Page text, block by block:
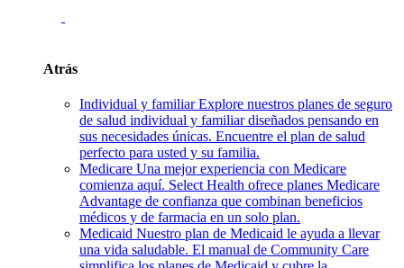
Atrás
Individual y familiar Explore nuestros planes de seguro
de salud individual y familiar diseñados pensando en
sus necesidades únicas. Encuentre el plan de salud
perfecto para usted y su familia.
Medicare Una mejor experiencia con Medicare
comienza aquí. Select Health ofrece planes Medicare
Advantage de confianza que combinan beneficios
médicos y de farmacia en un solo plan.
Medicaid Nuestro plan de Medicaid le ayuda a llevar
una vida saludable. El manual de Community Care